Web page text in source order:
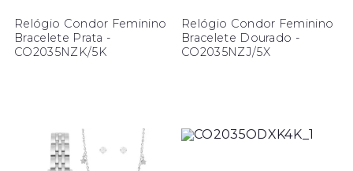
Relógio Condor Feminino
Bracelete Prata -
CO2035NZK/5K
Relógio Condor Feminino
Bracelete Dourado -
CO2035NZJ/5X